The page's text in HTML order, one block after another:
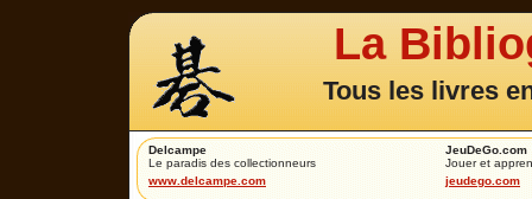
La
Tous les livres
Delcampe
Le paradis des collectionneurs
www.delcampe.com
JeuDeGo.com
Jouer et
jeudego.com